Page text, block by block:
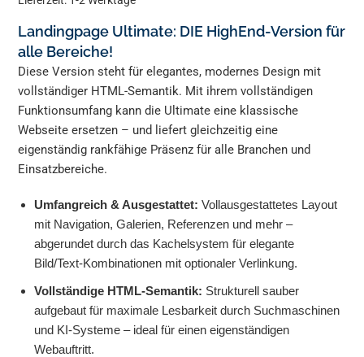
Landingpage Ultimate: DIE HighEnd-Version für
alle Bereiche!
Diese Version steht für elegantes, modernes Design mit
vollständiger HTML-Semantik. Mit ihrem vollständigen
Funktionsumfang kann die Ultimate eine klassische
Webseite ersetzen – und liefert gleichzeitig eine
eigenständig rankfähige Präsenz für alle Branchen und
Einsatzbereiche.
Umfangreich & Ausgestattet: Vollausgestattetes Layout
mit Navigation, Galerien, Referenzen und mehr –
abgerundet durch das Kachelsystem für elegante
Bild/Text-Kombinationen mit optionaler Verlinkung.
Vollständige HTML-Semantik: Strukturell sauber
aufgebaut für maximale Lesbarkeit durch Suchmaschinen
und KI-Systeme – ideal für einen eigenständigen
Webauftritt.